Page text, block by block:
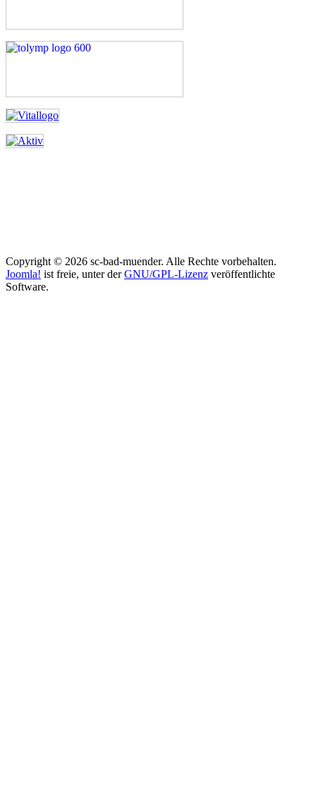
Copyright © 2026 sc-bad-muender. Alle Rechte vorbehalten.
Joomla! ist freie, unter derGNU/GPL-Lizenz veröffentlichte
Software.